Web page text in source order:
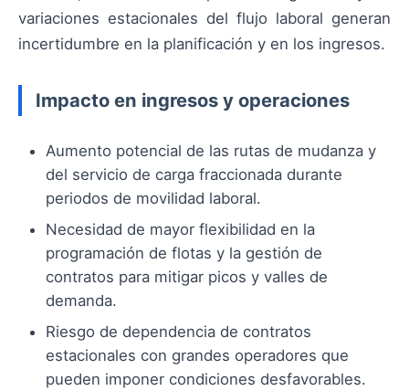
variaciones estacionales del flujo laboral generan
incertidumbre en la planificación y en los ingresos.
Impacto en ingresos y operaciones
Aumento potencial de las rutas de mudanza y
del servicio de carga fraccionada durante
periodos de movilidad laboral.
Necesidad de mayor flexibilidad en la
programación de flotas y la gestión de
contratos para mitigar picos y valles de
demanda.
Riesgo de dependencia de contratos
estacionales con grandes operadores que
pueden imponer condiciones desfavorables.